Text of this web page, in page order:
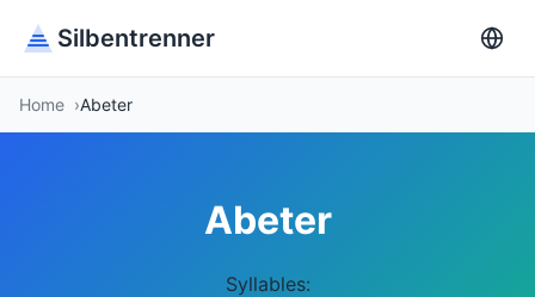
Silbentrenner
Home Abeter
Abeter
Syllables: